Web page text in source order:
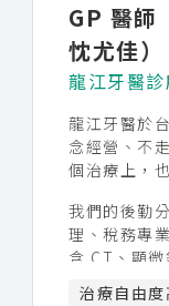
GP 醫師
忱尤佳）
龍江牙醫診
龍江牙醫於
念經營、不
個治療上，
我們的後勤
理、稅務專
含 CT、顯
騖地專心看診
治療自由度